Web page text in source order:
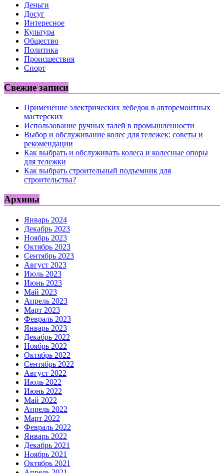
Деньги
Досуг
Интересное
Культура
Общество
Политика
Происшествия
Спорт
Свежие записи
Применение электрических лебедок в авторемонтных
мастерских
Использование ручных талей в промышленности
Выбор и обслуживание колес для тележек: советы и
рекомендации
Как выбрать и обслуживать колеса и колесные опоры
для тележки
Как выбрать строительный подъемник для
строительства?
Архивы
Январь 2024
Декабрь 2023
Ноябрь 2023
Октябрь 2023
Сентябрь 2023
Август 2023
Июль 2023
Июнь 2023
Май 2023
Апрель 2023
Март 2023
Февраль 2023
Январь 2023
Декабрь 2022
Ноябрь 2022
Октябрь 2022
Сентябрь 2022
Август 2022
Июль 2022
Июнь 2022
Май 2022
Апрель 2022
Март 2022
Февраль 2022
Январь 2022
Декабрь 2021
Ноябрь 2021
Октябрь 2021